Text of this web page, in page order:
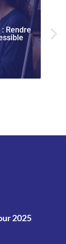
Rendre
2025